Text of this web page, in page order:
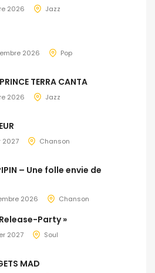
2026 Jazz
2026 Pop
TERRA CANTA
2026 Jazz
2027 Chanson
– Une folle envie de
2026 Chanson
Release-Party »
2027 Soul
MAD